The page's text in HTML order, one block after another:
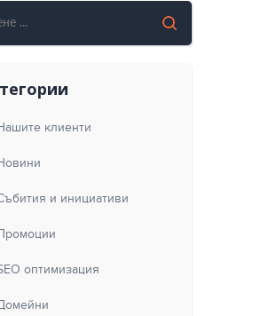
клиенти
и инициативи
оптимизация